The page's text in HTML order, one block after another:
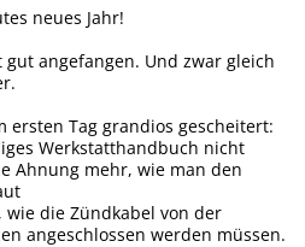
neues Jahr!
angefangen. Und zwar gleich
ersten Tag grandios gescheitert:
Werkstatthandbuch nicht
Ahnung mehr, wie man den
die Zündkabel von der
angeschlossen werden müssen.